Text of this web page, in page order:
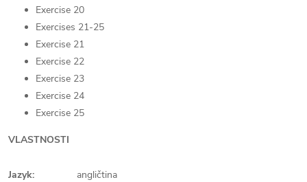
Exercise 20
Exercises 21-25
Exercise 21
Exercise 22
Exercise 23
Exercise 24
Exercise 25
VLASTNOSTI
Jazyk:
angličtina